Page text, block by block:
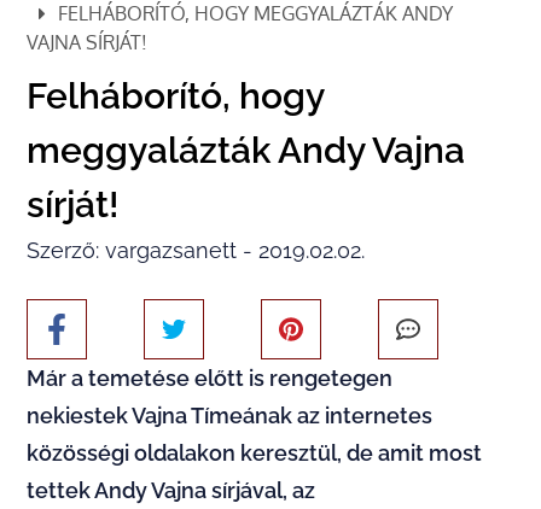
FELHÁBORÍTÓ, HOGY MEGGYALÁZTÁK ANDY
VAJNA SÍRJÁT!
Felháborító, hogy
meggyalázták Andy Vajna
sírját!
Szerző: vargazsanett - 2019.02.02.
Már a temetése előtt is rengetegen
nekiestek Vajna Tímeának az internetes
közösségi oldalakon keresztül, de amit most
tettek Andy Vajna sírjával, az